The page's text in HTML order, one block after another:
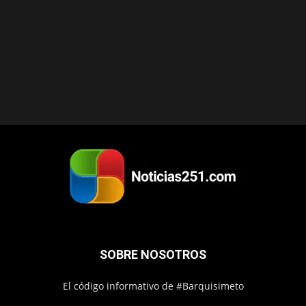
SOBRE NOSOTROS
El código informativo de #Barquisimeto